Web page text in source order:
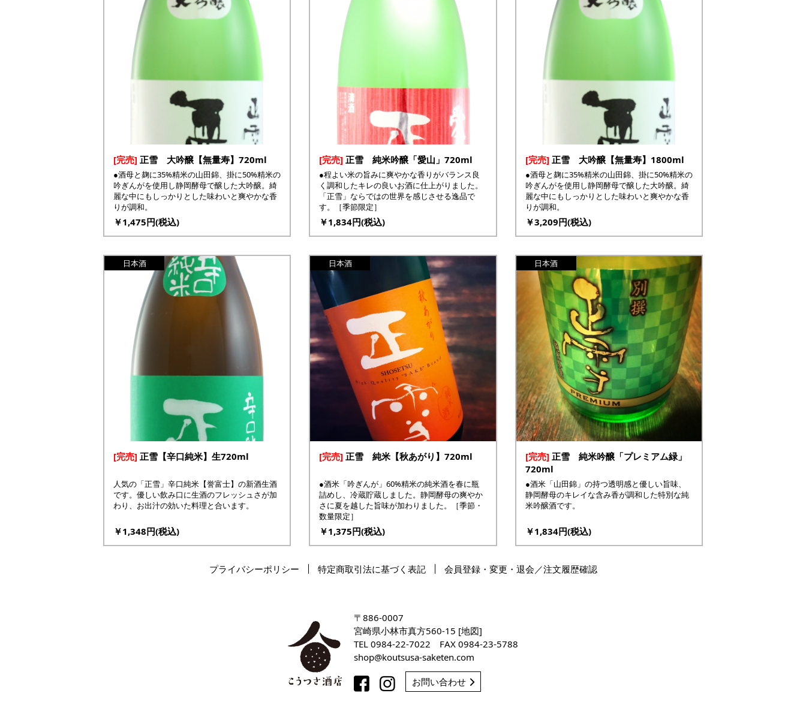
[完売] 正雪 大吟醸【無量寿】720ml
●酒母と麹に35%精米の山田錦、掛に50%精米の
吟ぎんがを使用し静岡酵母で醸した大吟醸。綺
麗な中にもしっかりとした味わいと爽やかな香
りが調和。
￥1,475円(税込)
[完売] 正雪 純米吟醸「愛山」720ml
●程よい米の旨みに爽やかな香りがバランス良
く調和したキレの良いお酒に仕上がりました。
「正雪」ならではの世界を感じさせる逸品で
す。［季節限定］
￥1,834円(税込)
[完売] 正雪 大吟醸【無量寿】1800ml
●酒母と麹に35%精米の山田錦、掛に50%精米の
吟ぎんがを使用し静岡酵母で醸した大吟醸。綺
麗な中にもしっかりとした味わいと爽やかな香
りが調和。
￥3,209円(税込)
[完売] 正雪【辛口純米】生720ml
人気の「正雪」辛口純米【誉富士】の新酒生酒
です。優しい飲み口に生酒のフレッシュさが加
わり、お出汁の効いた料理と合います。
￥1,348円(税込)
日本酒
[完売] 正雪 純米【秋あがり】720ml
●酒米「吟ぎんが」60%精米の純米酒を春に瓶
詰めし、冷蔵貯蔵しました。静岡酵母の爽やか
さに夏を越した旨味が加わりました。［季節・
数量限定］
￥1,375円(税込)
日本酒
[完売] 正雪 純米吟醸「プレミアム緑」
720ml
●酒米「山田錦」の持つ透明感と優しい旨味、
静岡酵母のキレイな含み香が調和した特別な純
米吟醸酒です。
￥1,834円(税込)
日本酒
プライバシーポリシー 特定商取引法に基づく表記 会員登録・変更・退会／注文履歴確認
〒886-0007
宮崎県小林市真方560-15 [地図]
TEL 0984-22-7022
FAX 0984-23-5788
shop
koutsusa-saketen com
お問い合わせ